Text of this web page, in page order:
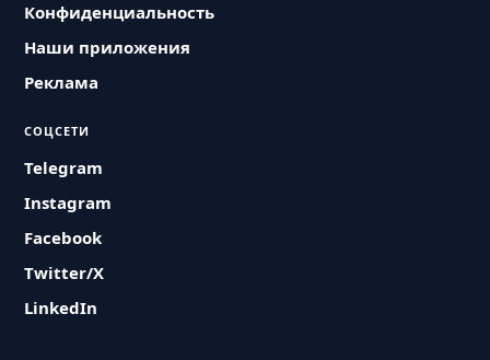
Конфиденциальность
Наши приложения
Реклама
СОЦСЕТИ
Telegram
Instagram
Facebook
Twitter/X
LinkedIn